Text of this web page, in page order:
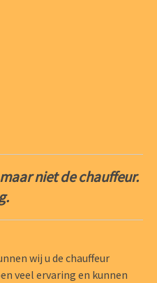
niet de chauffeur.
wij u de chauffeur
veel ervaring en kunnen